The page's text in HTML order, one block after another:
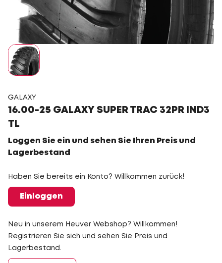
GALAXY
16.00-25 GALAXY SUPER TRAC 32PR IND3
TL
Loggen Sie ein und sehen Sie Ihren Preis und
Lagerbestand
Haben Sie bereits ein Konto? Willkommen zurück!
Einloggen
Neu in unserem Heuver Webshop? Willkommen!
Registrieren Sie sich und sehen Sie Preis und
Lagerbestand.